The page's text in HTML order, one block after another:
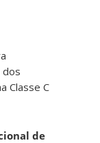
dos
Classe C
de